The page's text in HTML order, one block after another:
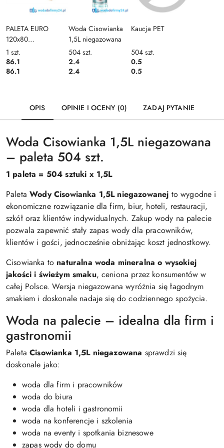
PALETA EURO
120x80
USTRONIANKA
1 szt.
86.1
86.1
Woda Cisowianka
1,5L niegazowana
504 szt.
2.4
2.4
Kaucja PET
504 szt.
0.5
0.5
OPIS OPINIE I OCENY (0) ZADAJ PYTANIE
Woda Cisowianka 1,5L niegazowana
– paleta 504 szt.
1 paleta = 504 sztuki x 1,5L
PaletaWody Cisowianka 1,5L niegazowanej to wygodne i
ekonomiczne rozwiązanie dla firm, biur, hoteli, restauracji,
szkół oraz klientów indywidualnych. Zakup wody na palecie
pozwala zapewnić stały zapas wody dla pracowników,
klientów i gości, jednocześnie obniżając koszt jednostkowy.
Cisowianka to naturalna woda mineralna o wysokiej
jakości i świeżym smaku, ceniona przez konsumentów w
całej Polsce. Wersja niegazowana wyróżnia się łagodnym
smakiem i doskonale nadaje się do codziennego spożycia.
Woda na palecie – idealna dla firm i
gastronomii
PaletaCisowianka 1,5L niegazowana sprawdzi się
doskonale jako:
woda dla firm i pracowników
woda do biura
woda dla hoteli i gastronomii
woda na konferencje i szkolenia
woda na eventy i spotkania biznesowe
zapas wody do domu